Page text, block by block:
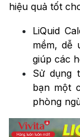
hiệu quả tốt
LiQuid
mềm, dễ
giúp các
Sử dụng
bạn một
phòng